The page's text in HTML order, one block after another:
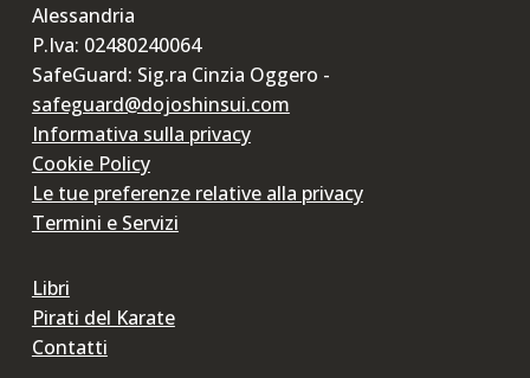
Alessandria
P.Iva: 02480240064
SafeGuard: Sig.ra Cinzia Oggero -
safeguard@dojoshinsui.com
Informativa sulla privacy
Cookie Policy
Le tue preferenze relative alla privacy
Termini e Servizi
Libri
Pirati del Karate
Contatti